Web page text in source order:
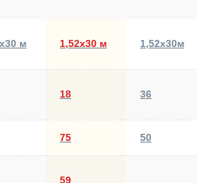
м 1,52х30 м 1,52х30м
18 36
75 50
59